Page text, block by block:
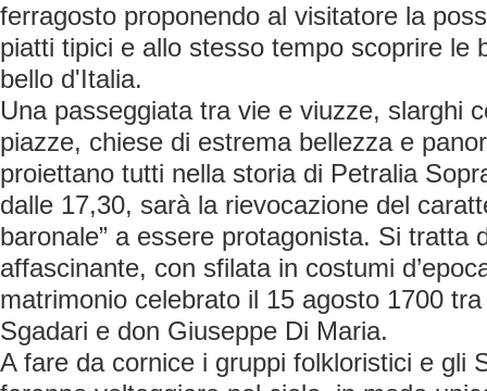
ferragosto proponendo al visitatore la
piatti tipici e allo stesso tempo scoprire le
bello d'Italia.
Una passeggiata tra vie e viuzze, slarghi
piazze, chiese di estrema bellezza e
proiettano tutti nella storia di Petralia
dalle 17,30, sarà la rievocazione del
baronale” a essere protagonista. Si tratta
affascinante, con sfilata in costumi
matrimonio celebrato il 15 agosto 1700
Sgadari e don Giuseppe Di Maria.
A fare da cornice i gruppi folkloristici e gli